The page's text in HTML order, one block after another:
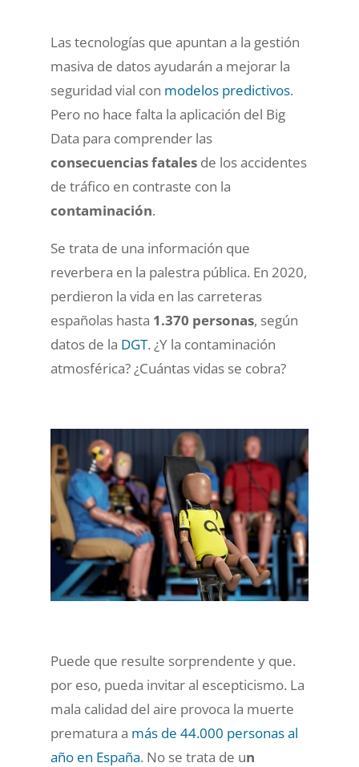
Las tecnologías que apuntan a la gestión
masiva de datos ayudarán a mejorar la
seguridad vial con modelos predictivos.
Pero no hace falta la aplicación del Big
Data para comprender las
consecuencias fatalesde los accidentes
de tráfico en contraste con la
contaminación.
Se trata de una información que
reverbera en la palestra pública. En 2020,
perdieron la vida en las carreteras
españolas hasta 1.370 personas, según
datos de la DGT. ¿Y la contaminación
atmosférica? ¿Cuántas vidas se cobra?
Puede que resulte sorprendente y que.
por eso, pueda invitar al escepticismo. La
mala calidad del aire provoca la muerte
prematura a más de 44.000 personas al
año en España. No se trata de un